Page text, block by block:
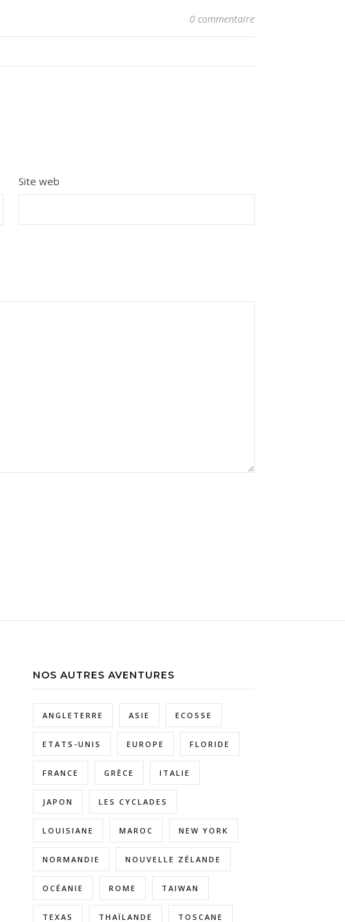
0 commentaire
Site web
NOS AUTRES AVENTURES
ANGLETERRE ASIE ECOSSE
ETATS-UNIS EUROPE FLORIDE
FRANCE GRÈCE ITALIE
JAPON LES CYCLADES
LOUISIANE MAROC NEW YORK
NORMANDIE NOUVELLE ZÉLANDE
OCÉANIE ROME TAIWAN
TEXAS THAÏLANDE TOSCANE